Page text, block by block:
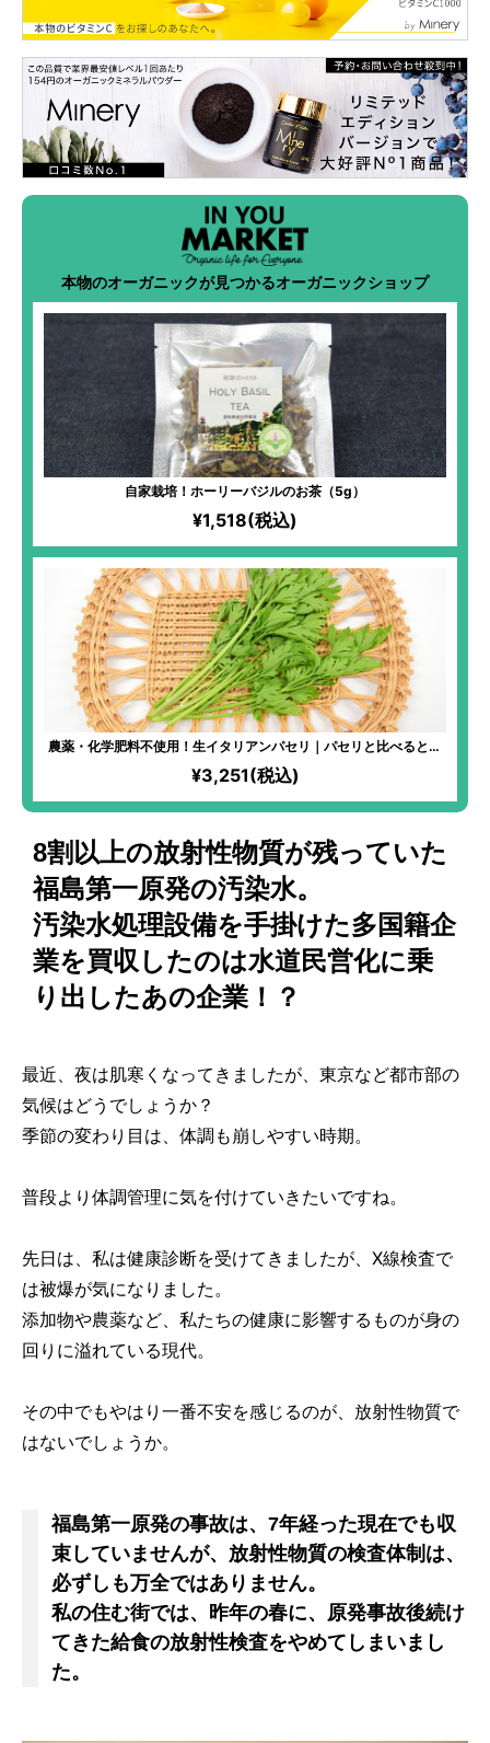
本物のオーガニックが見つかるオーガニックショップ
自家栽培！ホーリーバジルのお茶（5g）
¥1,518(税込)
農薬・化学肥料不使用！生イタリアンパセリ｜パセリと比べると柔
らかくて苦味が少なく、爽やかな後味が楽しめる！イタリアン・フ
レンチに欠かせないパセリ！お肉料理やお魚料理、スープ、パスタ
など、さまざまな料理に活用できて便利！
¥3,251(税込)
8割以上の放射性物質が残っていた
福島第一原発の汚染水。
汚染水処理設備を手掛けた多国籍企
業を買収したのは水道民営化に乗
り出したあの企業！？
最近、夜は肌寒くなってきましたが、東京など都市部の
気候はどうでしょうか？
季節の変わり目は、体調も崩しやすい時期。
普段より体調管理に気を付けていきたいですね。
先日は、私は健康診断を受けてきましたが、X線検査で
は被爆が気になりました。
添加物や農薬など、私たちの健康に影響するものが身の
回りに溢れている現代。
その中でもやはり一番不安を感じるのが、放射性物質で
はないでしょうか。
福島第一原発の事故は、7年経った現在でも収
束していませんが、放射性物質の検査体制は、
必ずしも万全ではありません。
私の住む街では、昨年の春に、原発事故後続け
てきた給食の放射性検査をやめてしまいまし
た。